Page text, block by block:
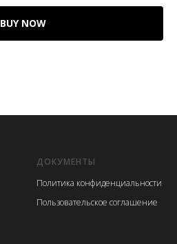
BUY NOW
ДОКУМЕНТЫ
Политика конфиденциальности
Пользовательское соглашение